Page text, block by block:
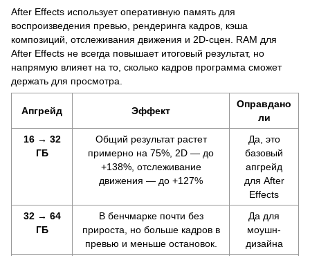
After Effects использует оперативную память для
воспроизведения превью, рендеринга кадров, кэша
композиций, отслеживания движения и 2D-сцен. RAM для
After Effects не всегда повышает итоговый результат, но
напрямую влияет на то, сколько кадров программа сможет
держать для просмотра.
Апгрейд Эффект
Оправдано
ли
16 → 32
ГБ
Общий результат растет
примерно на 75%, 2D — до
+138%, отслеживание
движения — до +127%
Да, это
базовый
апгрейд
для After
Effects
32 → 64
ГБ
В бенчмарке почти без
прироста, но больше кадров в
превью и меньше остановок.
Да для
моушн-
дизайна